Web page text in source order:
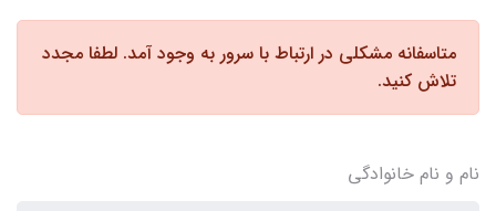
متاسفانه مشکلی در ارتباط با سرور به وجود آمد. لطفا مجدد
تلاش کنید.
نام و نام خانوادگی